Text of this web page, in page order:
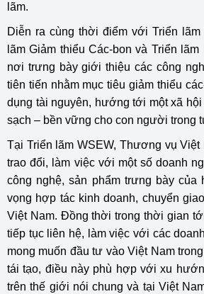
lãm.
Diễn ra cùng thời điểm với Triển lãm
lãm Giảm thiểu Các-bon và Triển
nơi trưng bày giới thiệu các công
tiên tiến nhằm mục tiêu giảm thiểu
dụng tài nguyên, hướng tới một xã
sạch – bền vững cho con người trong
Tại Triển lãm WSEW, Thương vụ Việt
trao đổi, làm việc với một số doanh
công nghệ, sản phẩm trưng bày của
vọng hợp tác kinh doanh, chuyển
Việt Nam. Đồng thời trong thời gian
tiếp tục liên hệ, làm việc với các
mong muốn đầu tư vào Việt Nam
tái tạo, điều này phù hợp với xu
trên thế giới nói chung và tại Việt